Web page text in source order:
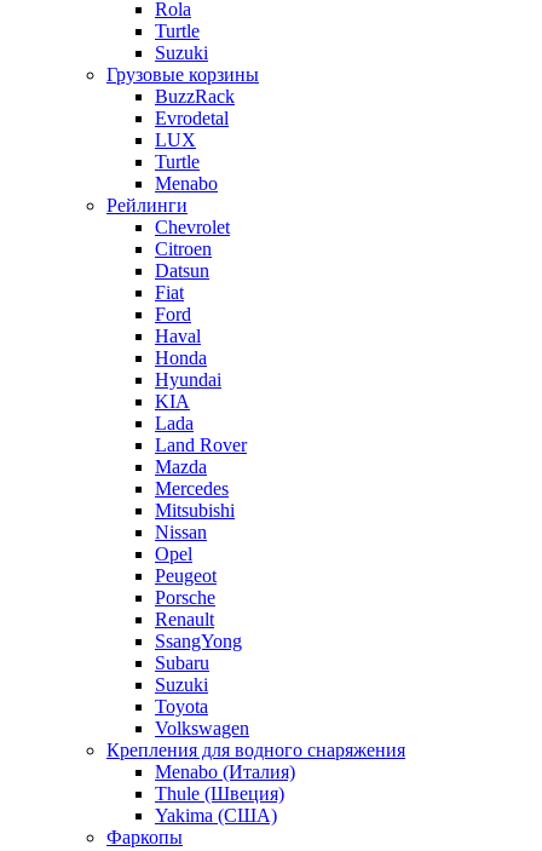
Rola
Turtle
Suzuki
Грузовые корзины
BuzzRack
Evrodetal
LUX
Turtle
Menabo
Рейлинги
Chevrolet
Citroen
Datsun
Fiat
Ford
Haval
Honda
Hyundai
KIA
Lada
Land Rover
Mazda
Mercedes
Mitsubishi
Nissan
Opel
Peugeot
Porsche
Renault
SsangYong
Subaru
Suzuki
Toyota
Volkswagen
Крепления для водного снаряжения
Menabo (Италия)
Thule (Швеция)
Yakima (США)
Фаркопы